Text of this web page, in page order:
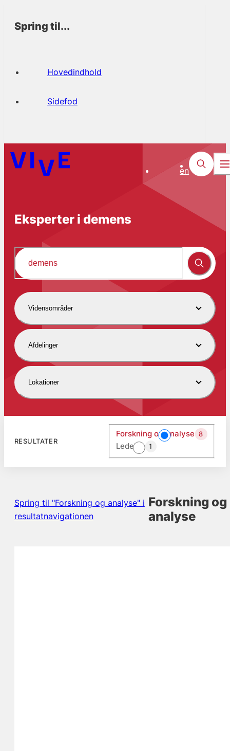
Spring til...
Hovedindhold
Sidefod
en
Eksperter i demens
Vidensområder
Afdelinger
Lokationer
RESULTATER
Forskning og analyse 8
Ledelse 1
Spring til "Forskning og analyse" i
resultatnavigationen
Forskning og
analyse